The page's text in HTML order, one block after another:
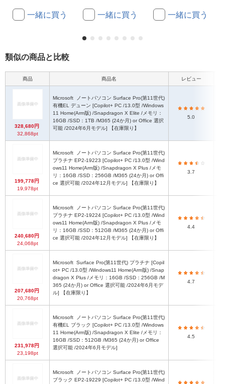
一緒に買う 一緒に買う 一緒に買う
類似の商品と比較
商品 商品名 レビュー
328,680円
32,868pt
Microsoft
有機EL デューン [Copilot+ PC /13.0型 /Windows
11 Home(Arm版) /Snapdragon X Elite /メモリ：
16GB /SSD：1TB /M365 (24か月) or Office 選択
可能 /2024年6月モデル] 【在庫限り】
5.0
199,778円
19,978pt
Microsoft
プラチナ EP2-19223 [Copilot+ PC /13.0型 /Wind
ows11 Home(Arm版) /Snapdragon X Plus /メモ
リ：16GB /SSD：256GB /M365 (24か月) or Offi
ce 選択可能 /2024年12月モデル] 【在庫限り】
3.7
240,680円
24,068pt
Microsoft
プラチナ EP2-19224 [Copilot+ PC /13.0型 /Wind
ows11 Home(Arm版) /Snapdragon X Plus /メモ
リ：16GB /SSD：512GB /M365 (24か月) or Offi
ce 選択可能 /2024年12月モデル] 【在庫限り】
4.4
207,680円
20,768pt
Microsoft
ot+ PC /13.0型 /Windows11 Home(Arm版) /Snap
dragon X Plus /メモリ：16GB /SSD：256GB /M
365 (24か月) or Office 選択可能 /2024年6月モデ
ル] 【在庫限り】
4.7
231,978円
23,198pt
Microsoft
有機EL ブラック [Copilot+ PC /13.0型 /Windows
11 Home(Arm版) /Snapdragon X Elite /メモリ：
16GB /SSD：512GB /M365 (24か月) or Office
選択可能 /2024年6月モデル]
4.5
Microsoft
ブラック EP2-19229 [Copilot+ PC /13.0型 /Wind